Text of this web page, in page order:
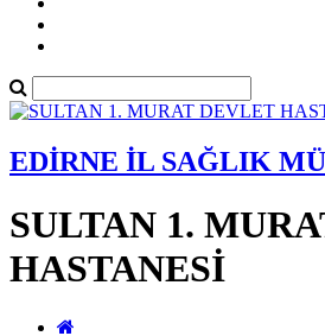
EDİRNE İL SAĞLIK
SULTAN 1.
HASTANESİ